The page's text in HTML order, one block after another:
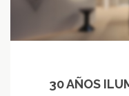
30 AÑOS